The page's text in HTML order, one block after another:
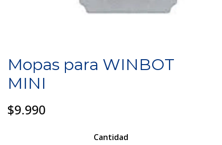
Mopas para WINBOT
MINI
$9.990
Cantidad